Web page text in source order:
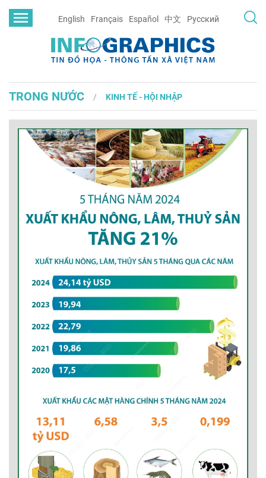
English Français Español 中文 Русский
TRONG NƯỚC KINH TẾ - HỘI NHẬP